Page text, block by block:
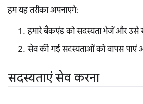
हम यह तरीका अपनाएंगे:
हमारे बैकएंड को सदस्यता भेजें और उसे
सेव की गई सदस्यताओं को वापस पाएं
सदस्यताएं सेव करना